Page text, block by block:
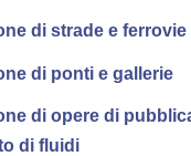
di strade e ferrovie
di ponti e gallerie
di opere di
di fluidi